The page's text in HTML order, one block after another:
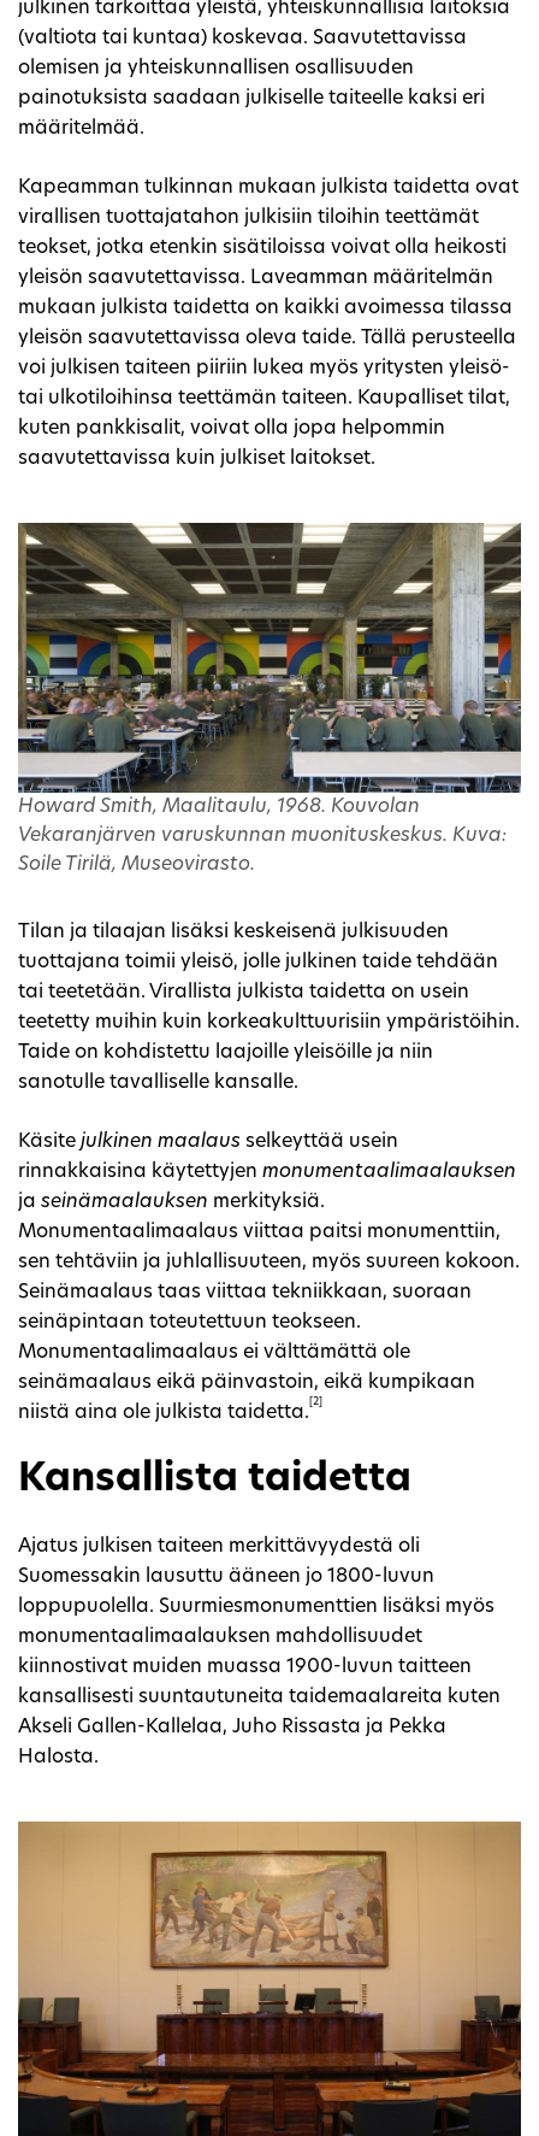
julkinen tarkoittaa yleistä, yhteiskunnallisia laitoksia
(valtiota tai kuntaa) koskevaa. Saavutettavissa
olemisen ja yhteiskunnallisen osallisuuden
painotuksista saadaan julkiselle taiteelle kaksi eri
määritelmää.
Kapeamman tulkinnan mukaan julkista taidetta ovat
virallisen tuottajatahon julkisiin tiloihin teettämät
teokset, jotka etenkin sisätiloissa voivat olla heikosti
yleisön saavutettavissa. Laveamman määritelmän
mukaan julkista taidetta on kaikki avoimessa tilassa
yleisön saavutettavissa oleva taide. Tällä perusteella
voi julkisen taiteen piiriin lukea myös yritysten yleisö-
tai ulkotiloihinsa teettämän taiteen. Kaupalliset tilat,
kuten pankkisalit, voivat olla jopa helpommin
saavutettavissa kuin julkiset laitokset.
Howard Smith, Maalitaulu, 1968. Kouvolan
Vekaranjärven varuskunnan muonituskeskus. Kuva:
Soile Tirilä, Museovirasto.
Tilan ja tilaajan lisäksi keskeisenä julkisuuden
tuottajana toimii yleisö, jolle julkinen taide tehdään
tai teetetään. Virallista julkista taidetta on usein
teetetty muihin kuin korkeakulttuurisiin ympäristöihin.
Taide on kohdistettu laajoille yleisöille ja niin
sanotulle tavalliselle kansalle.
Käsite julkinen maalaus selkeyttää usein
rinnakkaisina käytettyjen monumentaalimaalauksen
ja seinämaalauksen merkityksiä.
Monumentaalimaalaus viittaa paitsi monumenttiin,
sen tehtäviin ja juhlallisuuteen, myös suureen kokoon.
Seinämaalaus taas viittaa tekniikkaan, suoraan
seinäpintaan toteutettuun teokseen.
Monumentaalimaalaus ei välttämättä ole
seinämaalaus eikä päinvastoin, eikä kumpikaan
niistä aina ole julkista taidetta.
[2]
Kansallista taidetta
Ajatus julkisen taiteen merkittävyydestä oli
Suomessakin lausuttu ääneen jo 1800-luvun
loppupuolella. Suurmiesmonumenttien lisäksi myös
monumentaalimaalauksen mahdollisuudet
kiinnostivat muiden muassa 1900-luvun taitteen
kansallisesti suuntautuneita taidemaalareita kuten
Akseli Gallen-Kallelaa, Juho Rissasta ja Pekka
Halosta.